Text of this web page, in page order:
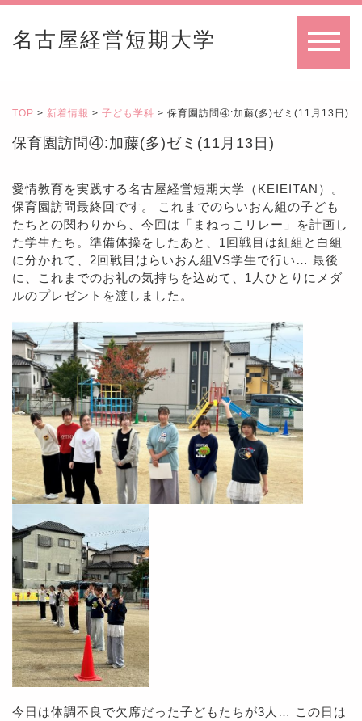
名古屋経営短期大学
TOP > 新着情報 > 子ども学科 > 保育園訪問④:加藤(多)ゼミ(11月13日)
保育園訪問④:加藤(多)ゼミ(11月13日)
愛情教育を実践する名古屋経営短期大学（KEIEITAN）。
保育園訪問最終回です。 これまでのらいおん組の子ども
たちとの関わりから、今回は「まねっこリレー」を計画し
た学生たち。準備体操をしたあと、1回戦目は紅組と白組
に分かれて、2回戦目はらいおん組VS学生で行い… 最後
に、これまでのお礼の気持ちを込めて、1人ひとりにメダ
ルのプレゼントを渡しました。
今日は体調不良で欠席だった子どもたちが3人… この日は